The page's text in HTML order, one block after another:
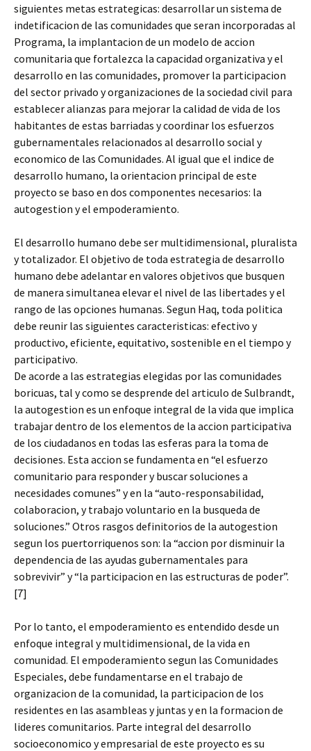
siguientes metas estrategicas: desarrollar un sistema de
indetificacion de las comunidades que seran incorporadas al
Programa, la implantacion de un modelo de accion
comunitaria que fortalezca la capacidad organizativa y el
desarrollo en las comunidades, promover la participacion
del sector privado y organizaciones de la sociedad civil para
establecer alianzas para mejorar la calidad de vida de los
habitantes de estas barriadas y coordinar los esfuerzos
gubernamentales relacionados al desarrollo social y
economico de las Comunidades. Al igual que el indice de
desarrollo humano, la orientacion principal de este
proyecto se baso en dos componentes necesarios: la
autogestion y el empoderamiento.
El desarrollo humano debe ser multidimensional, pluralista
y totalizador. El objetivo de toda estrategia de desarrollo
humano debe adelantar en valores objetivos que busquen
de manera simultanea elevar el nivel de las libertades y el
rango de las opciones humanas. Segun Haq, toda politica
debe reunir las siguientes caracteristicas: efectivo y
productivo, eficiente, equitativo, sostenible en el tiempo y
participativo.
De acorde a las estrategias elegidas por las comunidades
boricuas, tal y como se desprende del articulo de Sulbrandt,
la autogestion es un enfoque integral de la vida que implica
trabajar dentro de los elementos de la accion participativa
de los ciudadanos en todas las esferas para la toma de
decisiones. Esta accion se fundamenta en “el esfuerzo
comunitario para responder y buscar soluciones a
necesidades comunes” y en la “auto-responsabilidad,
colaboracion, y trabajo voluntario en la busqueda de
soluciones.” Otros rasgos definitorios de la autogestion
segun los puertorriquenos son: la “accion por disminuir la
dependencia de las ayudas gubernamentales para
sobrevivir” y “la participacion en las estructuras de poder”.
[7]
Por lo tanto, el empoderamiento es entendido desde un
enfoque integral y multidimensional, de la vida en
comunidad. El empoderamiento segun las Comunidades
Especiales, debe fundamentarse en el trabajo de
organizacion de la comunidad, la participacion de los
residentes en las asambleas y juntas y en la formacion de
lideres comunitarios. Parte integral del desarrollo
socioeconomico y empresarial de este proyecto es su